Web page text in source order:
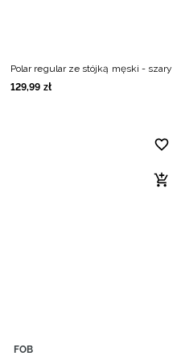
Polar regular ze stójką męski - szary
129,99 zł
FOB
Ukraiński / UAH